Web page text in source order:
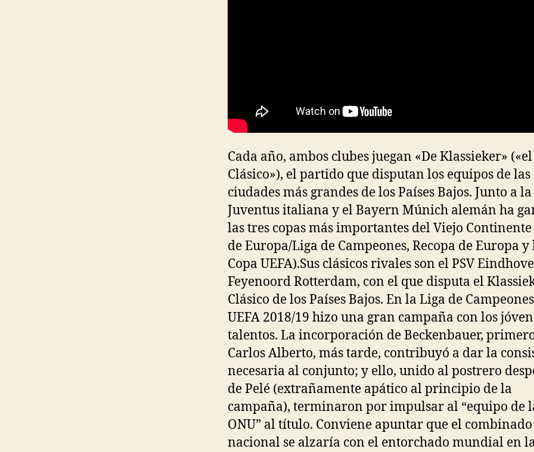
Cada año, ambos clubes juegan «De Klassieker» («el
Clásico»), el partido que disputan los equipos de las
ciudades más grandes de los Países Bajos. Junto a la
Juventus italiana y el Bayern Múnich alemán ha
las tres copas más importantes del Viejo Continente
de Europa/Liga de Campeones, Recopa de Europa y
Copa UEFA).Sus clásicos rivales son el PSV
Feyenoord Rotterdam, con el que disputa el
Clásico de los Países Bajos. En la Liga de
UEFA 2018/19 hizo una gran campaña con los
talentos. La incorporación de Beckenbauer,
Carlos Alberto, más tarde, contribuyó a dar la
necesaria al conjunto; y ello, unido al postrero
de Pelé (extrañamente apático al principio de la
campaña), terminaron por impulsar al “equipo de
ONU” al título. Conviene apuntar que el combinado
nacional se alzaría con el entorchado mundial en